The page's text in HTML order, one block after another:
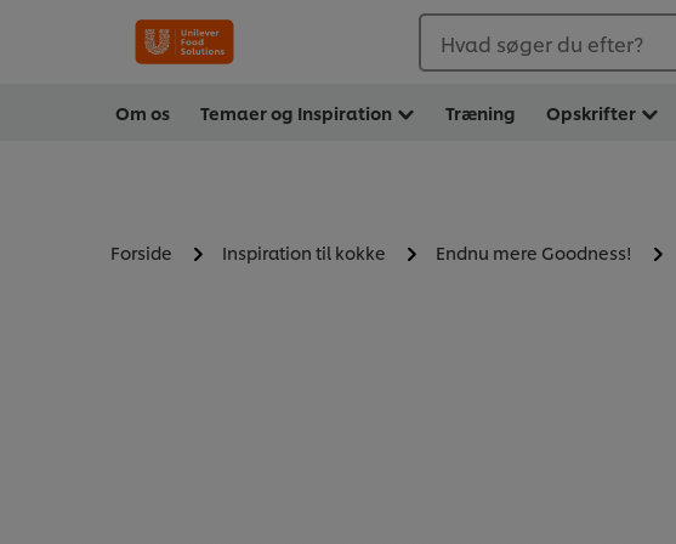
Hvad søger du efter?
Om os Temaer og Inspiration Træning Opskrifter
Forside Inspiration til kokke Endnu mere Goodness!